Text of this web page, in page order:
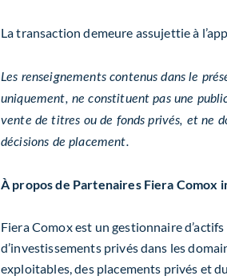
La transaction demeure assujettie à
Les renseignements contenus dans le
uniquement, ne constituent pas une
vente de titres ou de fonds privés, et ne
décisions de placement.
À propos de Partenaires Fiera Comox
Fiera Comox est un gestionnaire
d’investissements privés dans les
exploitables, des placements privés et